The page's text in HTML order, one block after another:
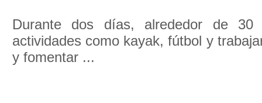
Durante dos días, alrededor de 30
actividades como kayak, fútbol y
y fomentar ...